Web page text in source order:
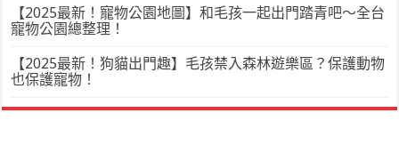
【2025最新！寵物公園地圖】和毛孩一起出門踏青吧～全台
寵物公園總整理！
【2025最新！狗貓出門趣】毛孩禁入森林遊樂區？保護動物
也保護寵物！